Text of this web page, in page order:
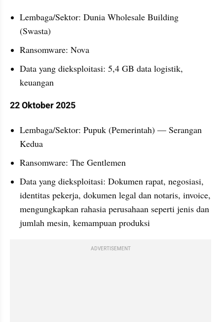
Lembaga/Sektor: Dunia Wholesale Building
(Swasta)
Ransomware: Nova
Data yang dieksploitasi: 5,4 GB data logistik,
keuangan
22 Oktober 2025
Lembaga/Sektor: Pupuk (Pemerintah) — Serangan
Kedua
Ransomware: The Gentlemen
Data yang dieksploitasi: Dokumen rapat, negosiasi,
identitas pekerja, dokumen legal dan notaris, invoice,
mengungkapkan rahasia perusahaan seperti jenis dan
jumlah mesin, kemampuan produksi
ADVERTISEMENT